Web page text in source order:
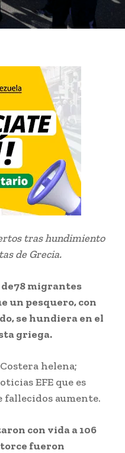
tras hundimiento
de Grecia.
migrantes
un pesquero, con
se hundiera en el
griega.
helena;
EFE que es
fallecidos aumente.
con vida a 106
fueron